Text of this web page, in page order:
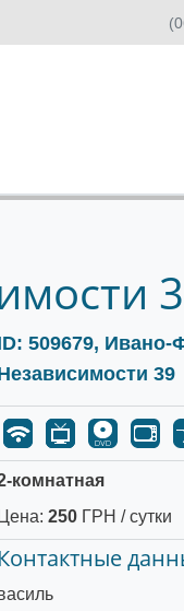
509679, Ивано-
39
комнатная
Цена: 250ГРН / сутки
Контактные